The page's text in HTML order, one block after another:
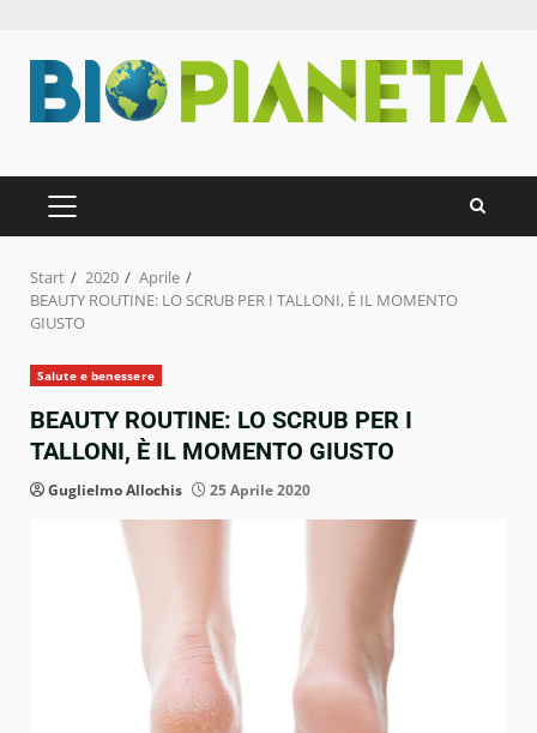
Inhalt
springen
PRIMÄRES
MENÜ
Start 2020
Aprile
BEAUTY ROUTINE: LO SCRUB PER I TALLONI, È IL MOMENTO
GIUSTO
Salute e benessere
BEAUTY ROUTINE: LO SCRUB PER I
TALLONI, È IL MOMENTO GIUSTO
Guglielmo Allochis 25 Aprile 2020